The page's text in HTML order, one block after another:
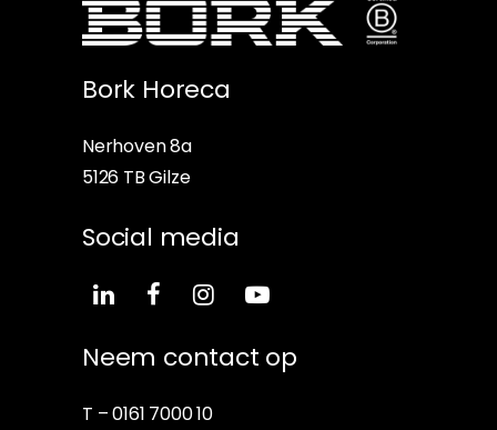
Bork Horeca
Nerhoven 8a
5126 TB Gilze
Social media
Neem contact op
T –0161 7000 10